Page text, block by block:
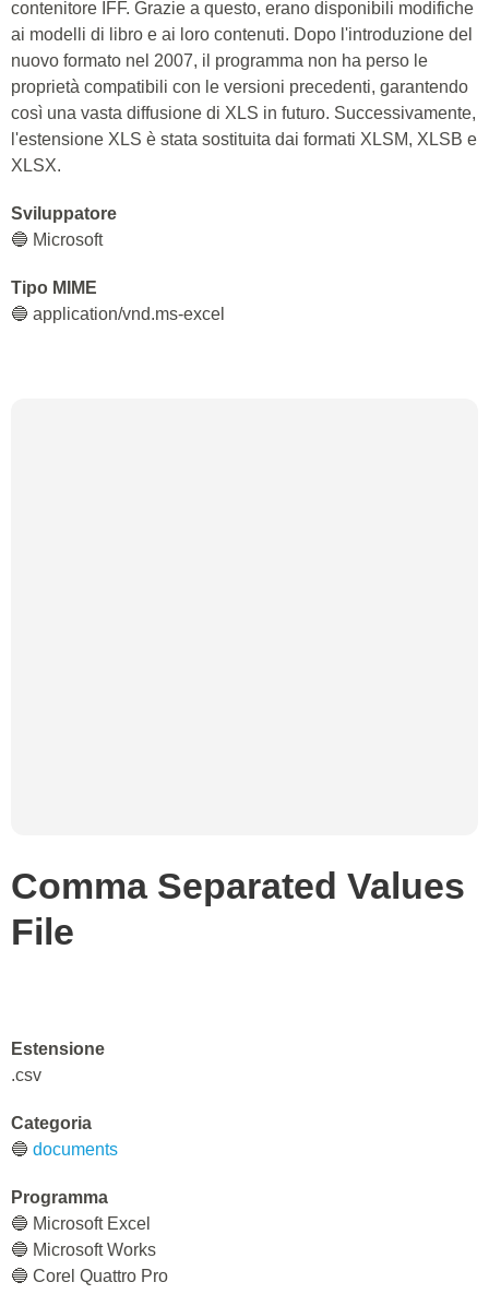
contenitore IFF. Grazie a questo, erano disponibili modifiche
ai modelli di libro e ai loro contenuti. Dopo l'introduzione del
nuovo formato nel 2007, il programma non ha perso le
proprietà compatibili con le versioni precedenti, garantendo
così una vasta diffusione di XLS in futuro. Successivamente,
l'estensione XLS è stata sostituita dai formati XLSM, XLSB e
XLSX.
Sviluppatore
🔵 Microsoft
Tipo MIME
🔵 application/vnd.ms-excel
Comma Separated Values
File
Estensione
.csv
Categoria
🔵 documents
Programma
🔵 Microsoft Excel
🔵 Microsoft Works
🔵 Corel Quattro Pro